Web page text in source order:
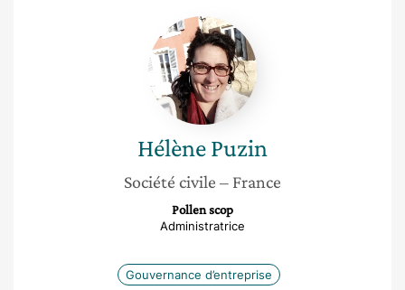
Hélène
Puzin
HélènePuzin
Société civile – France
Pollen scop
Administratrice
Gouvernance d’entreprise